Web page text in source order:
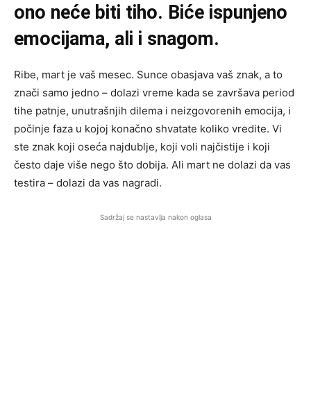
ono neće biti tiho. Biće ispunjeno
emocijama, ali i snagom.
Ribe, mart je vaš mesec. Sunce obasjava vaš znak, a to
znači samo jedno – dolazi vreme kada se završava period
tihe patnje, unutrašnjih dilema i neizgovorenih emocija, i
počinje faza u kojoj konačno shvatate koliko vredite. Vi
ste znak koji oseća najdublje, koji voli najčistije i koji
često daje više nego što dobija. Ali mart ne dolazi da vas
testira – dolazi da vas nagradi.
Sadržaj se nastavlja nakon oglasa